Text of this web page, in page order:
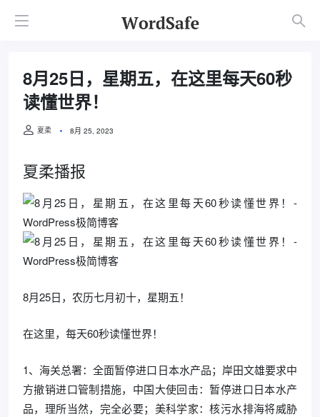
8月25日，星期五，在这里每天60秒
读懂世界！
夏柔 8月 25, 2023
夏柔播报
8月25日，农历七月初十，星期五！
在这里，每天60秒读懂世界！
1、海关总署：全面暂停进口日本水产品；岸田文雄要求中
方撤销进口管制措施，中国大使回击：暂停进口日本水产
品，理所当然，完全必要；美科学家：核污水排海将威胁